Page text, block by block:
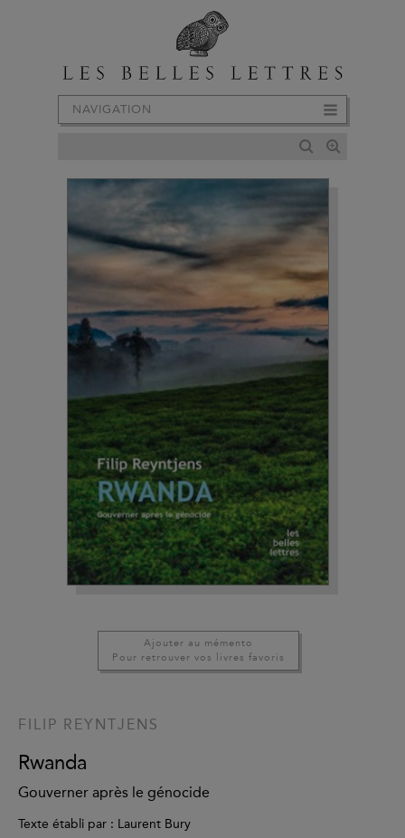
NAVIGATION
Ajouter au mémento
Pour retrouver vos livres favoris
FILIP REYNTJENS
Rwanda
Gouverner après le génocide
Texte établi par : Laurent Bury